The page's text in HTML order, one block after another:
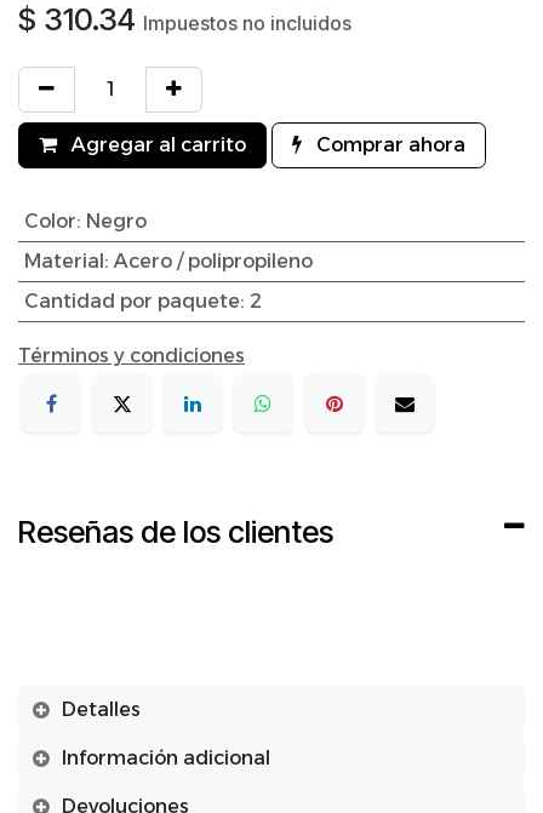
$ 310.34 Impuestos no incluidos
Agregar al carrito Comprar ahora
Color: Negro
Material:Acero / polipropileno
Cantidad por paquete: 2
Términos y condiciones
Reseñas de los clientes
Detalles
Información adicional
Devoluciones